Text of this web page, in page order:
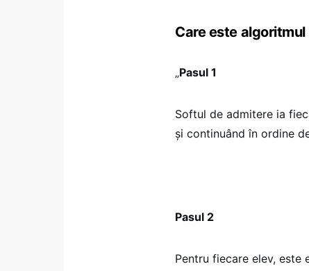
Care este
„Pasul 1
Softul de admitere ia
și continuând în ordine
Pasul 2
Pentru fiecare elev, este